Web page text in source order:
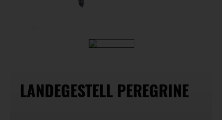
LANDEGESTELL PEREGRINE